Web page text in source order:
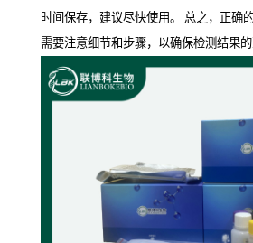
时间保存，建议尽快使用。 总之，正确
需要注意细节和步骤，以确保检测结果的